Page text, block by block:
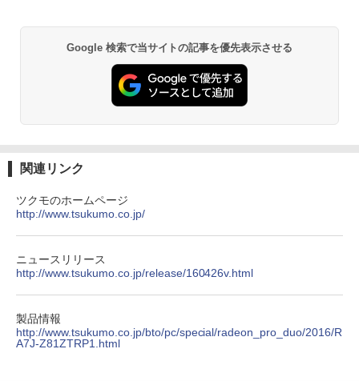
[Explicit]
On My Road (Stadium ver.)
富士山の天然水 バナジウム含有 水 ミネラル
ウォーター ペットボトル 静岡県産 500ミリリ
ットル (Smart Basic)
￥1,380
by Amazon 天然水ラベルレス 2L×9本
コカ・コーラ やかんの麦茶 from 爽健美茶 ラ
エース)
クスDIGITAL)
HUNTER×HUNTER モノクロ版 39 (ジャンプ
版ビッグガンガンコミックス)
Google 検索で当サイトの記事を優先表示させる
関連リンク
ツクモのホームページ
http://www.tsukumo.co.jp/
ニュースリリース
http://www.tsukumo.co.jp/release/160426v.html
製品情報
http://www.tsukumo.co.jp/bto/pc/special/radeon_pro_duo/2016/R
A7J-Z81ZTRP1.html